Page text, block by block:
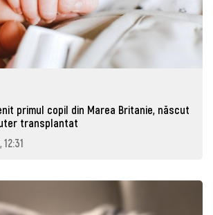
primul copil din Marea Britanie, născut
transplantat